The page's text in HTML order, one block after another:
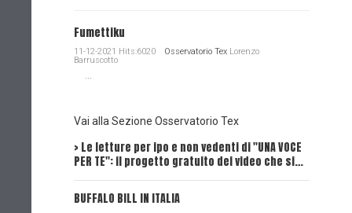
Fumettiku
11-12-2021 Hits:6020 Osservatorio Tex Lorenzo
Barruscotto
...
Vai alla Sezione Osservatorio Tex
> Le letture per ipo e non vedenti di "UNA VOCE
PER TE": il progetto gratuito dei video che si…
BUFFALO BILL IN ITALIA